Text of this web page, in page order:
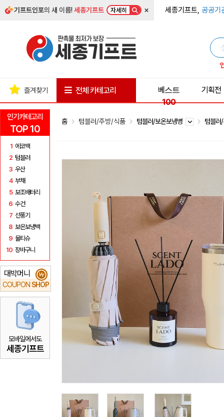
기프트인포의 새 이름!세종기프트 자세히 × 세종기프트, 공공기
인기카테고리
TOP 10
1 에코백
2 텀블러
3 우산
4 부채
5 보조배터리
6 수건
7 선풍기
8 보온보냉백
9 물티슈
10 장바구니
대박머니
COUPON SHOP
₩
모바일에서도
세종기프트
즐겨찾기 전체 카테고리
베스트
100
기획전
홈 텀블러/주방/식품 텀블러/보온보냉병 텀블러